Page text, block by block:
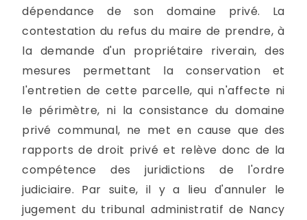
dépendance de son domaine privé. La
contestation du refus du maire de prendre, à
la demande d'un propriétaire riverain, des
mesures permettant la conservation et
l'entretien de cette parcelle, qui n'affecte ni
le périmètre, ni la consistance du domaine
privé communal, ne met en cause que des
rapports de droit privé et relève donc de la
compétence des juridictions de l'ordre
judiciaire. Par suite, il y a lieu d'annuler le
jugement du tribunal administratif de Nancy